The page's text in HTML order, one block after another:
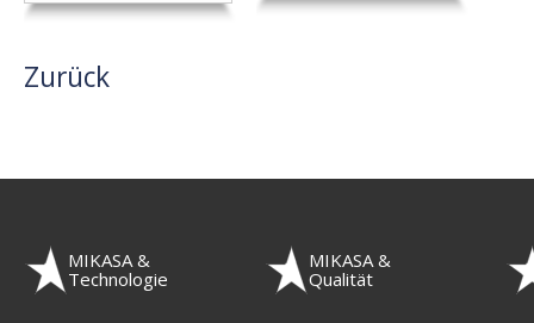
Zurück
MIKASA &
Technologie
MIKASA &
Qualität